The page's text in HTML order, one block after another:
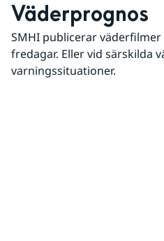
Väderprognos
SMHI publicerar
fredagar. Eller vid särskilda
varningssituationer.